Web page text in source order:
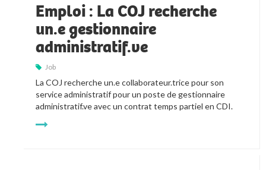
Emploi : La COJ recherche
un.e gestionnaire
administratif.ve
Job
La COJ recherche un.e collaborateur.trice pour son
service administratif pour un poste de gestionnaire
administratif.ve avec un contrat temps partiel en CDI.